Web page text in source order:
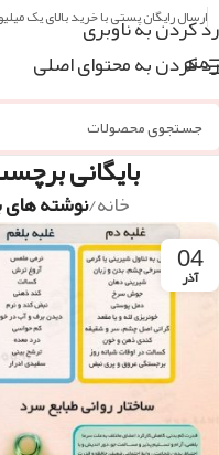
رد کردن به ناوبری
رد کردن به محتوای اصلی
ارسال رایگان پستی با خرید بالای یک
منو
بایگانی
خانه/نوشته
04
آذر